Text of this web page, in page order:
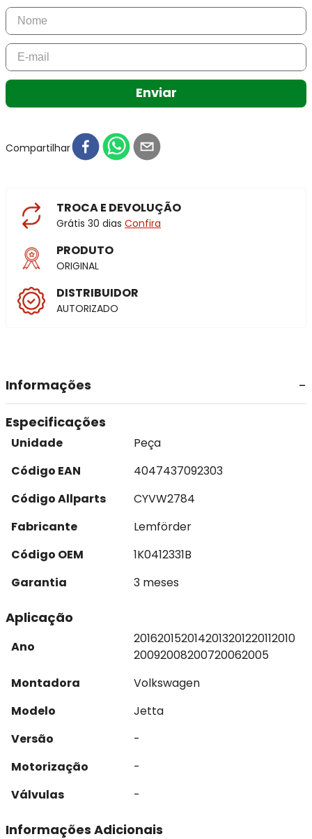
Enviar
Compartilhar
TROCA E DEVOLUÇÃO
Grátis 30 dias Confira
PRODUTO
ORIGINAL
DISTRIBUIDOR
AUTORIZADO
Informações
Especificações
Unidade
Peça
Código EAN
4047437092303
Código Allparts
CYVW2784
Fabricante
Lemförder
Código OEM
1K0412331B
Garantia
3 meses
Aplicação
Ano
2016201520142013201220112010
20092008200720062005
Montadora
Volkswagen
Modelo
Jetta
Versão
-
Motorização
-
Válvulas
-
Informações Adicionais